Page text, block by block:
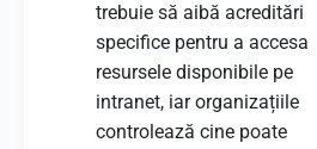
trebuie să aibă acreditări
specifice pentru a accesa
resursele disponibile pe
intranet, iar organizațiile
controlează cine poate